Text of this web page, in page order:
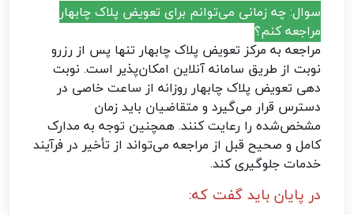
سوال: چه زمانی می‌توانم برای تعویض پلاک چابهار
مراجعه کنم؟
مراجعه به مرکز تعویض پلاک چابهار تنها پس از رزرو
نوبت از طریق سامانه آنلاین امکان‌پذیر است. نوبت
دهی تعویض پلاک چابهار روزانه از ساعت خاصی در
دسترس قرار می‌گیرد و متقاضیان باید زمان
مشخص‌شده را رعایت کنند. همچنین توجه به مدارک
کامل و صحیح قبل از مراجعه می‌تواند از تأخیر در فرآیند
خدمات جلوگیری کند.
در پایان باید گفت که: